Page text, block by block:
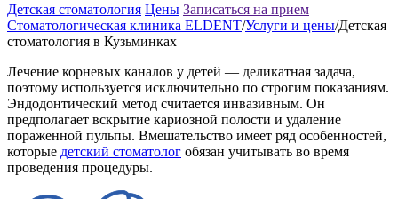
Детская стоматология Цены Записаться на прием
Стоматологическая клиника ELDENT/Услуги и цены/Детская
стоматология в Кузьминках
Лечение корневых каналов у детей — деликатная задача,
поэтому используется исключительно по строгим показаниям.
Эндодонтический метод считается инвазивным. Он
предполагает вскрытие кариозной полости и удаление
пораженной пульпы. Вмешательство имеет ряд особенностей,
которые детский стоматолог обязан учитывать во время
проведения процедуры.